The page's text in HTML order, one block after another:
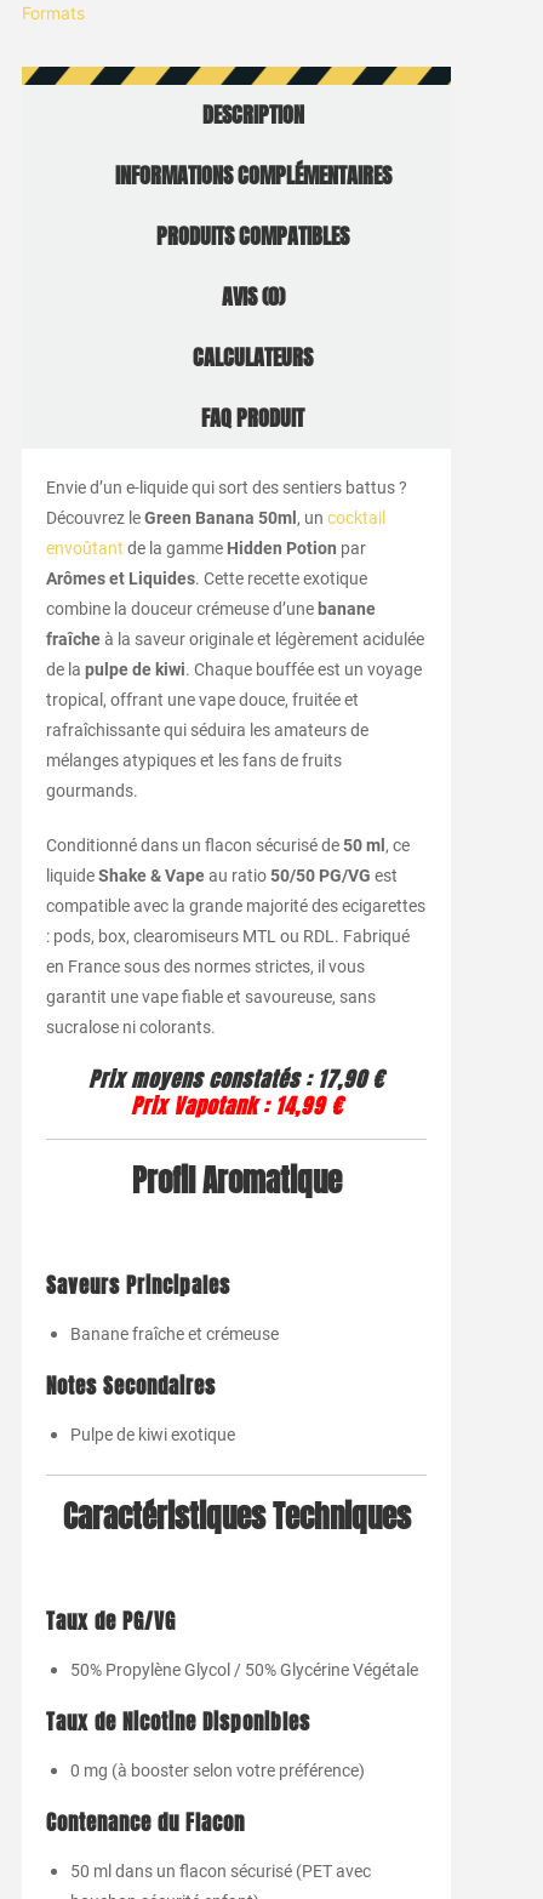
Formats
DESCRIPTION
INFORMATIONS COMPLÉMENTAIRES
PRODUITS COMPATIBLES
AVIS (0)
CALCULATEURS
FAQ PRODUIT
Envie d’un e-liquide qui sort des sentiers battus ?
Découvrez leGreen Banana 50ml , un cocktail
envoûtant de la gamme Hidden Potion par
Arômes et Liquides. Cette recette exotique
combine la douceur crémeuse d’une banane
fraîcheà la saveur originale et légèrement acidulée
de la pulpe de kiwi. Chaque bouffée est un voyage
tropical, offrant une vape douce, fruitée et
rafraîchissante qui séduira les amateurs de
mélanges atypiques et les fans de fruits
gourmands.
Conditionné dans un flacon sécurisé de50 ml , ce
liquideShake & Vapeau ratio50/50 PG/VG est
compatible avec la grande majorité des ecigarettes
: pods, box, clearomiseurs MTL ou RDL. Fabriqué
en France sous des normes strictes, il vous
garantit une vape fiable et savoureuse, sans
sucralose ni colorants.
Prix moyens constatés : 17,90 €
Prix Vapotank : 14,99 €
Profil Aromatique
Saveurs Principales
Banane fraîche et crémeuse
Notes Secondaires
Pulpe de kiwi exotique
Caractéristiques Techniques
Taux de PG/VG
50% Propylène Glycol / 50% Glycérine Végétale
Taux de Nicotine Disponibles
0 mg (à booster selon votre préférence)
Contenance du Flacon
50 ml dans un flacon sécurisé (PET avec